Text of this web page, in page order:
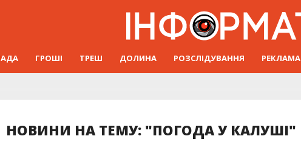
ГРОШІ ТРЕШ ДОЛИНА РОЗСЛІДУВАННЯ РЕКЛАМА
НОВИНИ НА ТЕМУ: "ПОГОДА У КАЛУШІ"